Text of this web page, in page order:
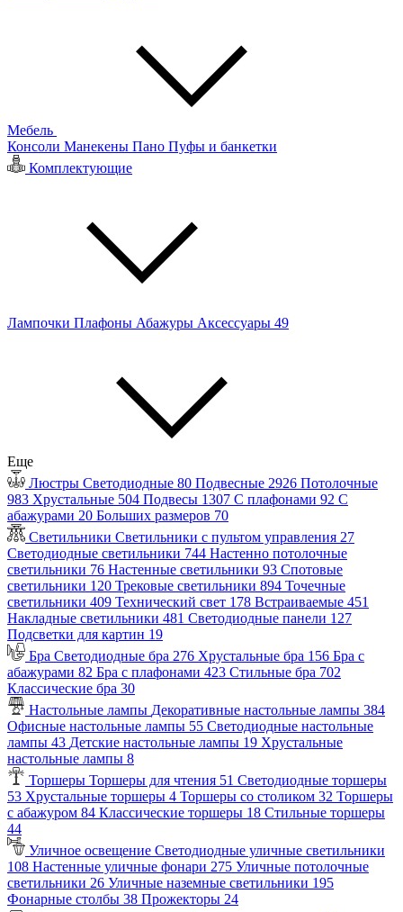
Мебель
Консоли Манекены Пано Пуфы и банкетки
Комплектующие
Лампочки Плафоны Абажуры Аксессуары 49
Еще
Люстры Светодиодные 80 Подвесные 2926 Потолочные
983 Хрустальные 504 Подвесы 1307 С плафонами 92 С
абажурами 20 Больших размеров 70
Светильники Светильники с пультом управления 27
Светодиодные светильники 744 Настенно потолочные
светильники 76 Настенные светильники 93 Спотовые
светильники 120 Трековые светильники 894 Точечные
светильники 409 Технический свет 178 Встраиваемые 451
Накладные светильники 481 Светодиодные панели 127
Подсветки для картин 19
Бра Светодиодные бра 276 Хрустальные бра 156 Бра с
абажурами 82 Бра с плафонами 423 Стильные бра 702
Классические бра 30
Настольные лампы Декоративные настольные лампы 384
Офисные настольные лампы 55 Светодиодные настольные
лампы 43 Детские настольные лампы 19 Хрустальные
настольные лампы 8
Торшеры Торшеры для чтения 51 Светодиодные торшеры
53 Хрустальные торшеры 4 Торшеры со столиком 32 Торшеры
с абажуром 84 Классические торшеры 18 Стильные торшеры
44
Уличное освещение Светодиодные уличные светильники
108 Настенные уличные фонари 275 Уличные потолочные
светильники 26 Уличные наземные светильники 195
Фонарные столбы 38 Прожекторы 24